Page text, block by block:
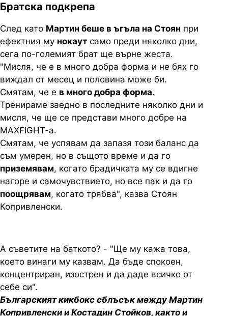
Братска подкрепа
След като Мартин беше в ъгъла на Стоян при
ефектния му нокаут само преди няколко дни,
сега по-големият брат ще върне жеста.
"Мисля, че е в много добра форма и не бях го
виждал от месец и половина може би.
Смятам, че е в много добра форма.
Тренираме заедно в последните няколко дни и
мисля, че ще се представи много добре на
MAXFIGHT-а.
Смятам, че успявам да запазя този баланс да
съм умерен, но в същото време и да го
приземявам, когато брадичката му се вдигне
нагоре и самочувствието, но все пак и да го
поощрявам, когато трябва", казва Стоян
Копривленски.
А съветите на баткото? - "Ще му кажа това,
което винаги му казвам. Да бъде спокоен,
концентриран, изострен и да даде всичко от
себе си".
Българският кикбокс сблъсък между Мартин
Копривленски и Костадин Стойков, както и